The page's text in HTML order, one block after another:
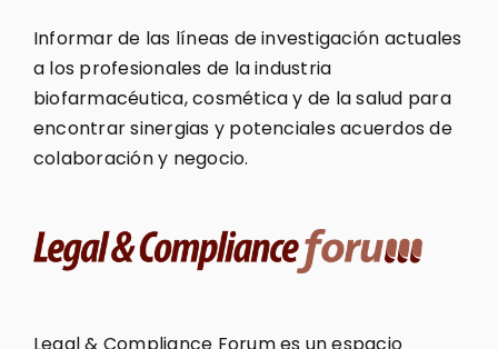
Informar de las líneas de investigación actuales
a los profesionales de la industria
biofarmacéutica, cosmética y de la salud para
encontrar sinergias y potenciales acuerdos de
colaboración y negocio.